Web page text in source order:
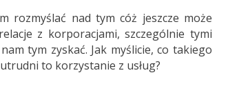
rozmyślać nad tym cóż jeszcze może
z korporacjami, szczególnie tymi
tym zyskać. Jak myślicie, co takiego
to korzystanie z usług?